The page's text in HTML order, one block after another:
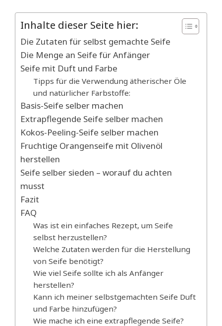
Inhalte dieser Seite hier:
Die Zutaten für selbst gemachte Seife
Die Menge an Seife für Anfänger
Seife mit Duft und Farbe
Tipps für die Verwendung ätherischer Öle
und natürlicher Farbstoffe:
Basis-Seife selber machen
Extrapflegende Seife selber machen
Kokos-Peeling-Seife selber machen
Fruchtige Orangenseife mit Olivenöl
herstellen
Seife selber sieden – worauf du achten
musst
Fazit
FAQ
Was ist ein einfaches Rezept, um Seife
selbst herzustellen?
Welche Zutaten werden für die Herstellung
von Seife benötigt?
Wie viel Seife sollte ich als Anfänger
herstellen?
Kann ich meiner selbstgemachten Seife Duft
und Farbe hinzufügen?
Wie mache ich eine extrapflegende Seife?